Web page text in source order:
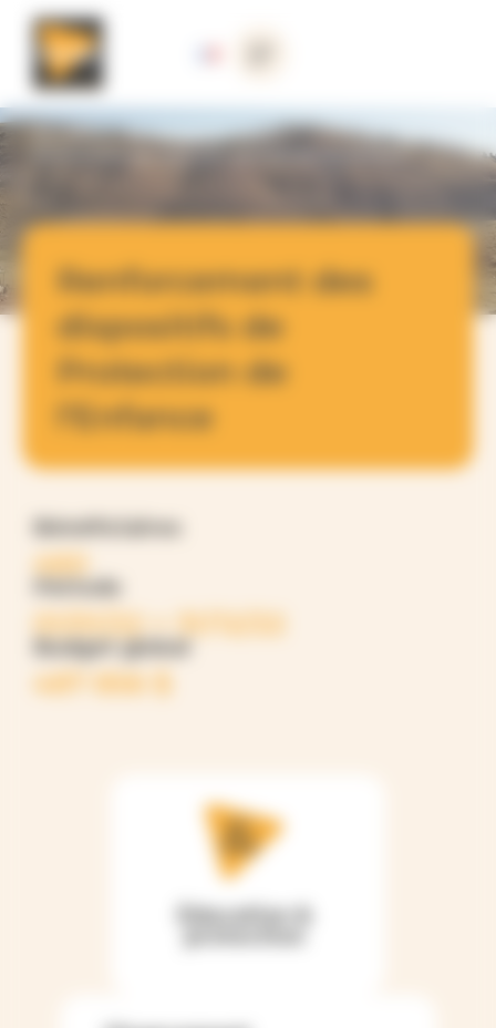
Panneau de gestion des cookies
Nos actions>Irak et Kurdistan Irakien>
Renforcement des
dispositifs de
Protection de
l’Enfance
460
01/01/22 > 31/12/22
Budget global
487 856 $
Éducation &